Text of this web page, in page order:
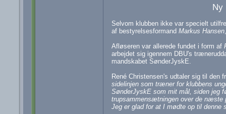
Ny
Selvom klubben ikke var specielt
af bestyrelsesformand Markus Hansen
Afløseren var allerede fundet i form af
arbejdet sig igennem DBU's
mandskabet SønderJyskE.
René Christensen's udtaler sig til den
sidelinjen som træner for klubbens
SønderJyskE som mit mål, siden jeg
trupsammensætningen over de næste
Jeg er glad for at I mødte op til denne